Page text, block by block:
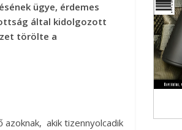
ügye, érdemes
által kidolgozott
törölte a
akik tizennyolcadik